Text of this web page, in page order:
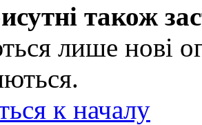
також
лише нові
к началу